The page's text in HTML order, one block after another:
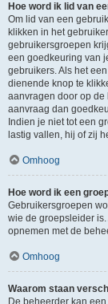
Hoe word ik lid van
Om lid van een
klikken in het
gebruikersgroepen
een goedkeuring van
gebruikers. Als het
dienende knop te
aanvragen door op
aanvraag dan
Indien je niet tot een
lastig vallen, hij of zij
Omhoog
Hoe word ik een
Gebruikersgroepen
wie de groepsleider
opnemen met de
Omhoog
Waarom staan
De beheerder kan